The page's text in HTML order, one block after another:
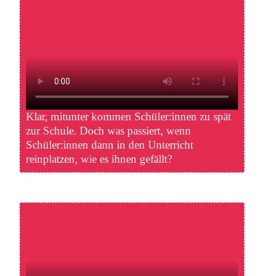
Klar, mit­un­ter kom­men Schüler:innen zu spät
zur Schu­le. Doch was pas­siert, wenn
Schüler:innen dann in den Unter­richt
rein­plat­zen, wie es ihnen gefällt?